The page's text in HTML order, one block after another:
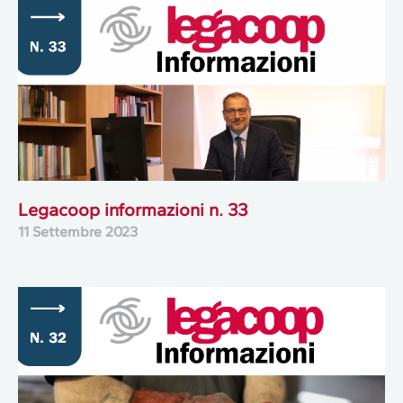
Legacoop informazioni n. 33
11 Settembre 2023